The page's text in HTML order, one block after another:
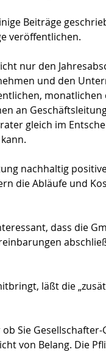
Beiträge
veröffentlichen.
nur den
und den
an
gleich im
nachhaltig
die Abläufe und
dass die
läßt die
Sie
von Belang. Die